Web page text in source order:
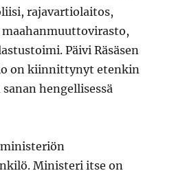
rajavartiolaitos,
Päivi Räsäsen
on kiinnittynyt etenkin
hengellisessä
Ministeri itse on